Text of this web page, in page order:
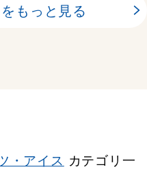
もっと見る
・アイス カテゴリ一